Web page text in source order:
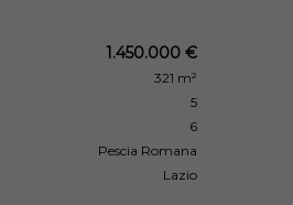
1.450.000 €
321 m²
5
6
Pescia Romana
Lazio